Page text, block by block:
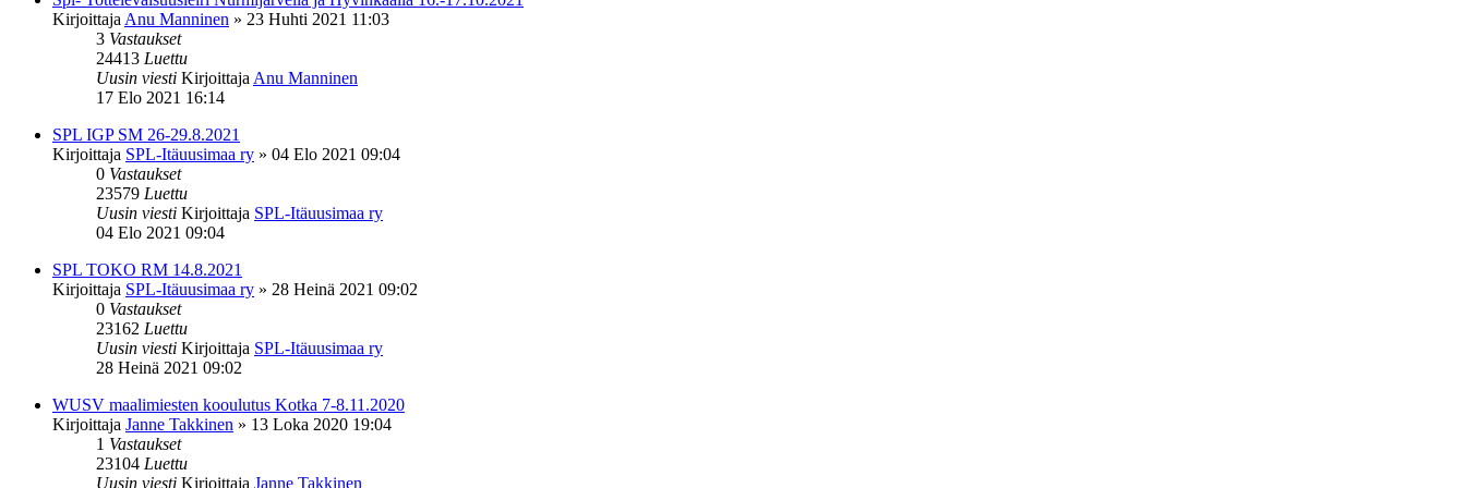
Kirjoittaja Anu Manninen » 23 Huhti 2021 11:03
3 Vastaukset
24413 Luettu
Uusin viesti Kirjoittaja Anu Manninen
17 Elo 2021 16:14
SPL IGP SM 26-29.8.2021
Kirjoittaja SPL-Itäuusimaa ry » 04 Elo 2021 09:04
0 Vastaukset
23579 Luettu
Uusin viesti Kirjoittaja SPL-Itäuusimaa ry
04 Elo 2021 09:04
SPL TOKO RM 14.8.2021
Kirjoittaja SPL-Itäuusimaa ry » 28 Heinä 2021 09:02
0 Vastaukset
23162 Luettu
Uusin viesti Kirjoittaja SPL-Itäuusimaa ry
28 Heinä 2021 09:02
WUSV maalimiesten kooulutus Kotka 7-8.11.2020
Kirjoittaja Janne Takkinen » 13 Loka 2020 19:04
1 Vastaukset
23104 Luettu
Uusin viesti Kirjoittaja Janne Takkinen